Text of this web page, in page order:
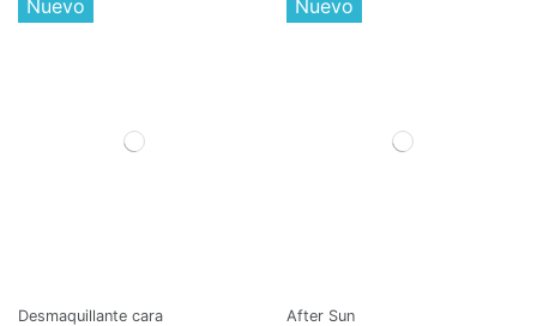
Nuevo
Desmaquillante cara
Nuevo
After Sun